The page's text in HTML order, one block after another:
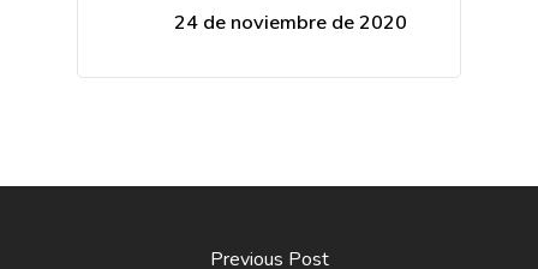
24 de noviembre de 2020
Previous Post